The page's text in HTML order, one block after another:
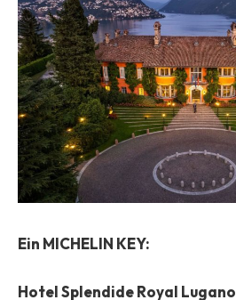
Ein MICHELIN KEY:
Hotel Splendide Royal Lugano